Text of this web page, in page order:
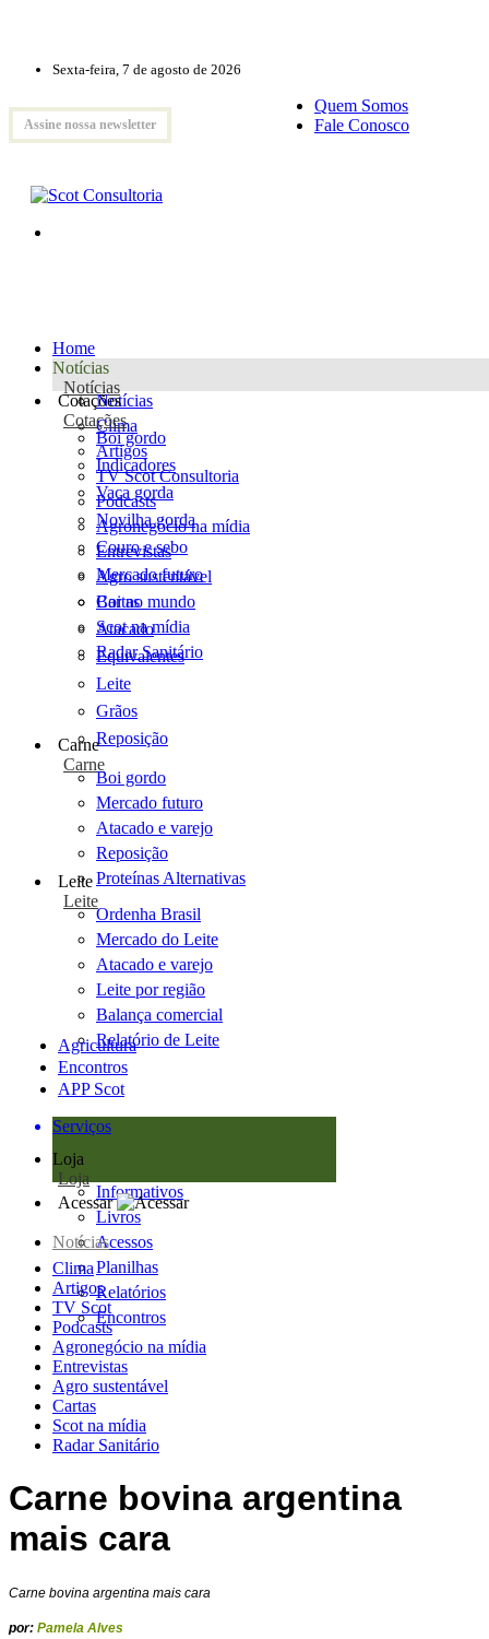
Sexta-feira, 7 de agosto de 2026
Assine nossa newsletter
Quem Somos
Fale Conosco
Home
Notícias
Notícias
Notícias
Clima
Artigos
TV Scot Consultoria
Podcasts
Agronegócio na mídia
Entrevistas
Agro sustentável
Cartas
Scot na mídia
Radar Sanitário
Cotações
Cotações
Boi gordo
Indicadores
Vaca gorda
Novilha gorda
Couro e sebo
Mercado futuro
Boi no mundo
Atacado
Equivalentes
Leite
Grãos
Reposição
Carne
Carne
Boi gordo
Mercado futuro
Atacado e varejo
Reposição
Proteínas Alternativas
Leite
Leite
Ordenha Brasil
Mercado do Leite
Atacado e varejo
Leite por região
Balança comercial
Relatório de Leite
Agricultura
Encontros
APP Scot
Serviços
Loja
Loja
Informativos
Livros
Acessos
Planilhas
Relatórios
Encontros
Acessar
Notícias
Clima
Artigos
TV Scot
Podcasts
Agronegócio na mídia
Entrevistas
Agro sustentável
Cartas
Scot na mídia
Radar Sanitário
Carne bovina argentina
mais cara
Carne bovina argentina mais cara
por: Pamela Alves